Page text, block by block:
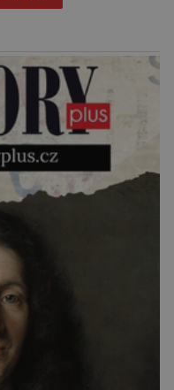
nedochvilnosti? A